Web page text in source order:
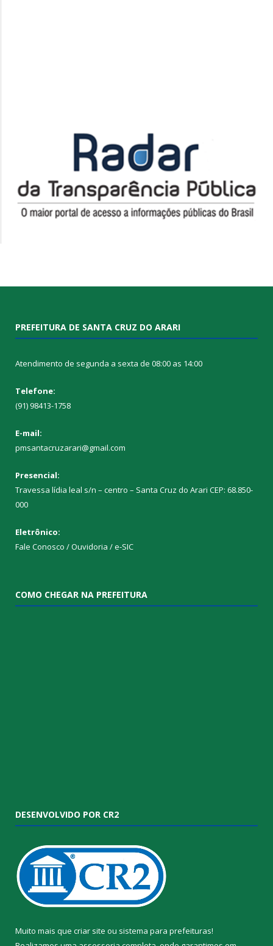
PREFEITURA DE SANTA CRUZ DO ARARI
Atendimento de segunda a sexta de 08:00 as 14:00
Telefone:
(91) 98413-1758
E-mail:
pmsantacruzarari@gmail.com
Presencial:
Travessa lídia leal s/n – centro – Santa Cruz do Arari CEP: 68.850-
000
Eletrônico:
Fale Conosco / Ouvidoria / e-SIC
COMO CHEGAR NA PREFEITURA
DESENVOLVIDO POR CR2
Muito mais que criar site ou sistema para prefeituras!